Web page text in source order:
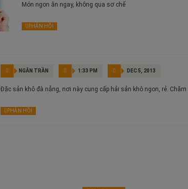
Món ngon ăn ngay, không qua sơ chế
PHẢN HỒI
NGÂN TRẦN 1:33 PM DEC 5, 2013
Đặc sản khô đà nẵng, nơi này cung cấp hải sản khô ngon, rẻ.
PHẢN HỒI